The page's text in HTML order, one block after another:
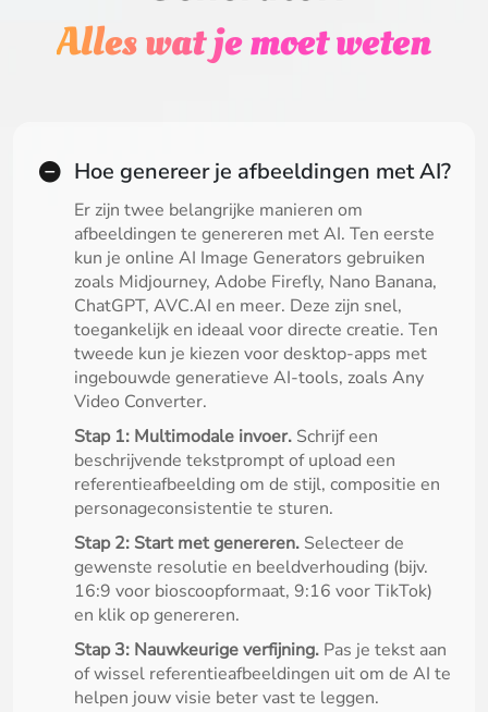
Alles wat je moet weten
Hoe genereer je afbeeldingen met AI?
Er zijn twee belangrijke manieren om
afbeeldingen te genereren met AI. Ten eerste
kun je online AI Image Generators gebruiken
zoals Midjourney, Adobe Firefly, Nano Banana,
ChatGPT, AVC.AI en meer. Deze zijn snel,
toegankelijk en ideaal voor directe creatie. Ten
tweede kun je kiezen voor desktop-apps met
ingebouwde generatieve AI-tools, zoals Any
Video Converter.
Stap 1: Multimodale invoer. Schrijf een
beschrijvende tekstprompt of upload een
referentieafbeelding om de stijl, compositie en
personageconsistentie te sturen.
Stap 2: Start met genereren. Selecteer de
gewenste resolutie en beeldverhouding (bijv.
16:9 voor bioscoopformaat, 9:16 voor TikTok)
en klik op genereren.
Stap 3: Nauwkeurige verfijning. Pas je tekst aan
of wissel referentieafbeeldingen uit om de AI te
helpen jouw visie beter vast te leggen.